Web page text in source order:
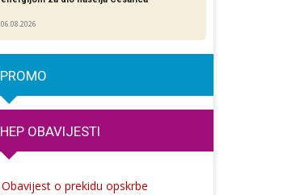
06.08.2026
PROMO
HEP OBAVIJESTI
Obavijest o prekidu opskrbe